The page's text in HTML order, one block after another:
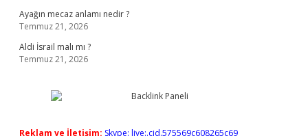
Ayağın mecaz anlamı nedir ?
Temmuz 21, 2026
Aldi İsrail malı mı ?
Temmuz 21, 2026
Reklam ve İletişim: Skype: live:.cid.575569c608265c69